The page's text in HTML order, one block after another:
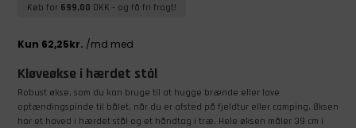
Køb for 699,00 DKK - og få fri fragt!
Kløveøkse i hærdet stål
Robust økse, som du kan bruge til at hugge brænde eller lave
optændingspinde til bålet, når du er afsted på fjeldtur eller camping. Øksen
har et hoved i hærdet stål og et håndtag i træ. Hele øksen måler 39 cm i